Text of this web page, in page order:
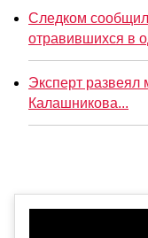
Следком сообщил
отравившихся в
Эксперт
Калашникова...